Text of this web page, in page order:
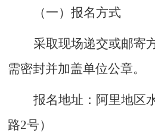
（一）报名方式
采取现场递交或邮寄
需密封并加盖单位公章。
报名地址： 阿里地区
路2号）